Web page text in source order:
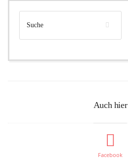
Auch hier
Facebook